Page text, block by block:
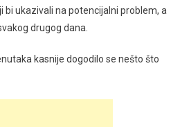
bi ukazivali na potencijalni problem, a
drugog dana.
kasnije dogodilo se nešto što